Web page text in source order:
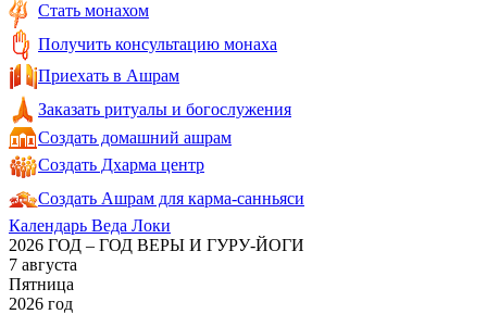
Стать монахом
Получить консультацию монаха
Приехать в Ашрам
Заказать ритуалы и богослужения
Создать домашний ашрам
Создать Дхарма центр
Создать Ашрам для карма-санньяси
Календарь Веда Локи
2026 ГОД – ГОД ВЕРЫ И ГУРУ-ЙОГИ
7 августа
Пятница
2026 год